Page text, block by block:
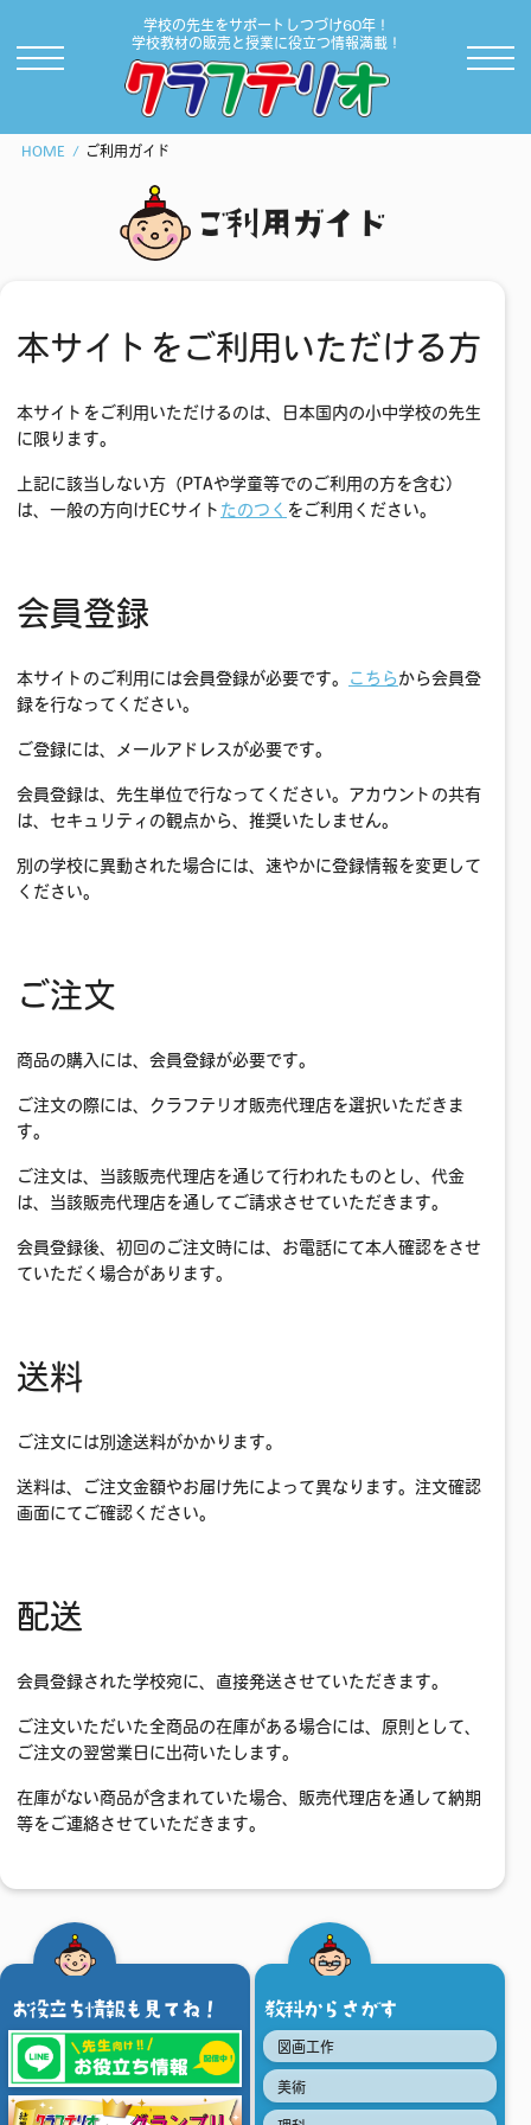
学校の先生をサポートしつづけ60年！
学校教材の販売と授業に役立つ情報満載！
HOME ご利用ガイド
お役立ち情報も見てね！ 教科からさがす
図画工作
美術
ご利用ガイド
本サイトをご利用いただける方
本サイトをご利用いただけるのは、日本国内の小中学校の先生
に限ります。
上記に該当しない方（PTAや学童等でのご利用の方を含む）
は、一般の方向けECサイト たのつく をご利用ください。
会員登録
本サイトのご利用には会員登録が必要です。 こちら から会員登
録を行なってください。
ご登録には、メールアドレスが必要です。
会員登録は、先生単位で行なってください。アカウントの共有
は、セキュリティの観点から、推奨いたしません。
別の学校に異動された場合には、速やかに登録情報を変更して
ください。
ご注文
商品の購入には、会員登録が必要です。
ご注文の際には、クラフテリオ販売代理店を選択いただきま
す。
ご注文は、当該販売代理店を通じて行われたものとし、代金
は、当該販売代理店を通してご請求させていただきます。
会員登録後、初回のご注文時には、お電話にて本人確認をさせ
ていただく場合があります。
送料
ご注文には別途送料がかかります。
送料は、ご注文金額やお届け先によって異なります。注文確認
画面にてご確認ください。
配送
会員登録された学校宛に、直接発送させていただきます。
ご注文いただいた全商品の在庫がある場合には、原則として、
ご注文の翌営業日に出荷いたします。
在庫がない商品が含まれていた場合、販売代理店を通して納期
等をご連絡させていただきます。